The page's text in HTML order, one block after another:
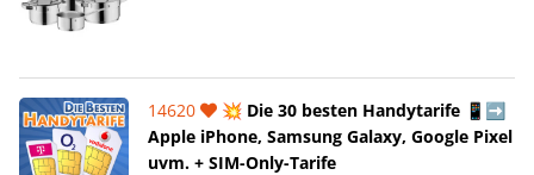
14620
💥 Die 30 besten Handytarife 📱➡️
Apple iPhone, Samsung Galaxy, Google Pixel
uvm. + SIM-Only-Tarife